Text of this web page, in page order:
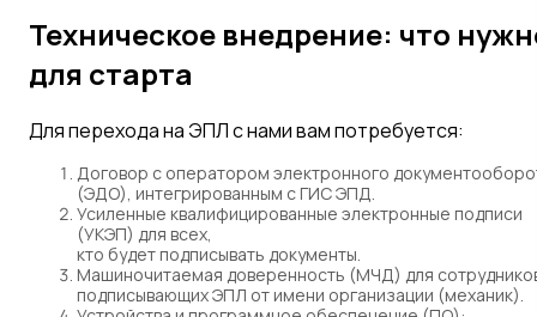
Техническое внедрение: что
для старта
Для перехода на ЭПЛ с нами вам потребуется:
Договор с оператором электронного
(ЭДО), интегрированным с ГИС ЭПД.
Усиленные квалифицированные электронные подписи
(УКЭП) для всех,
кто будет подписывать документы.
Машиночитаемая доверенность (МЧД) для
подписывающих ЭПЛ от имени организации (механик).